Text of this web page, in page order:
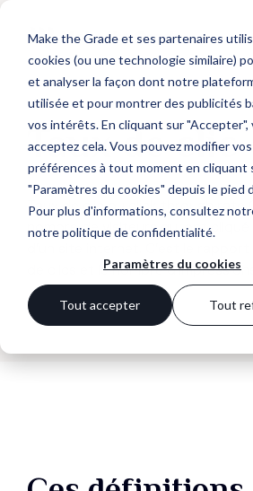
Make the Grade et ses partenaires
cookies (ou une technologie similaire)
et analyser la façon dont notre
utilisée et pour montrer des publicités
vos intérêts. En cliquant sur "Accepter",
acceptez cela. Vous pouvez modifier vos
préférences à tout moment en cliquant
"Paramètres du cookies" depuis le pied
Pour plus d'informations, consultez
notre politique de confidentialité.
Paramètres du cookies
Tout accepter Tout
DÉFINITION
Taux de clic
Taux de clic ou click through rate
nombre de visiteurs qui ont
d’un site internet. C’est le
de clics et le nombre